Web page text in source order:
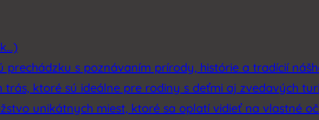
prechádzku s poznávaním prírody, histórie a tradícií
ktoré sú ideálne pre rodiny s deťmi aj zvedavých
unikátnych miest, ktoré sa oplatí vidieť na vlastné